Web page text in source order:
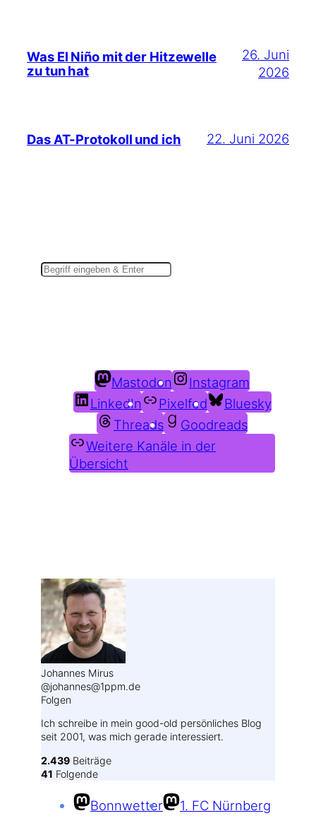
Was El Niño mit der Hitzewelle
zu tun hat
26. Juni
2026
Das AT-Protokoll und ich 22. Juni 2026
Mastodon
Instagram
LinkedIn
Pixelfed
Bluesky
Threads
Goodreads
Weitere Kanäle in der
Übersicht
Johannes Mirus
@johannes@1ppm.de
Folgen
Ich schreibe in mein good-old persönliches Blog
seit 2001, was mich gerade interessiert.
2.439 Beiträge
41 Folgende
Bonnwetter 1. FC Nürnberg